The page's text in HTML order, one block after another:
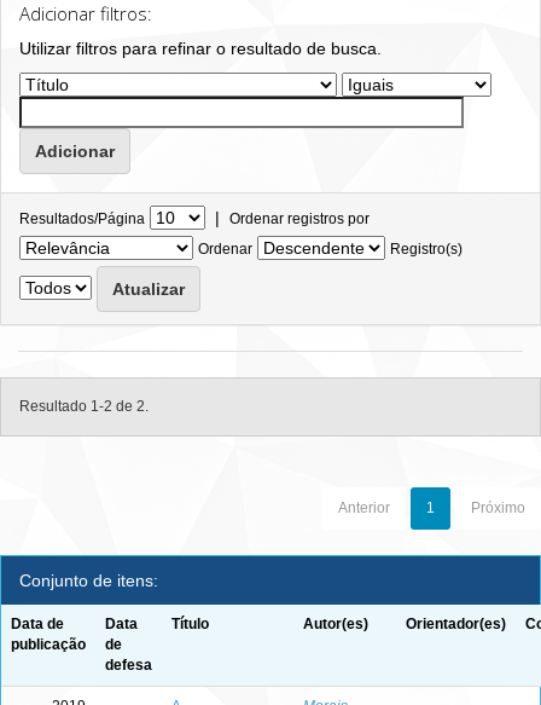
Adicionar filtros:
Utilizar filtros para refinar o resultado de busca.
Resultados/Página | Ordenar registros por
Ordenar
Registro(s)
Resultado 1-2 de 2.
Anterior 1 Próximo
Conjunto de itens:
Data de
publicação
Data
de
defesa
Título Autor(es) Orientador(es)